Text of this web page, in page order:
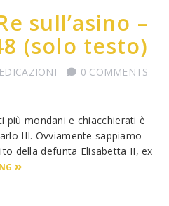
sull’asino –
(solo testo)
0 COMMENTS
più mondani e chiacchierati è
III. Ovviamente sappiamo
della defunta Elisabetta II, ex